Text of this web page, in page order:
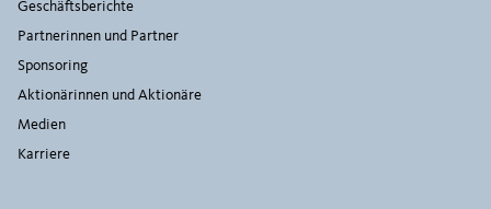
Geschäftsberichte
Partnerinnen und Partner
Sponsoring
Aktionärinnen und Aktionäre
Medien
Karriere